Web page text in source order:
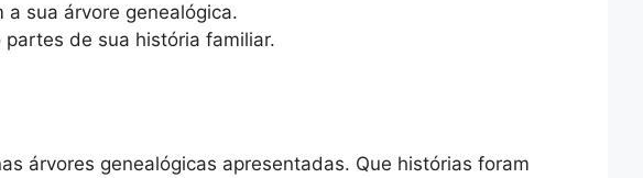
sua árvore genealógica.
de sua história familiar.
árvores genealógicas apresentadas. Que histórias foram